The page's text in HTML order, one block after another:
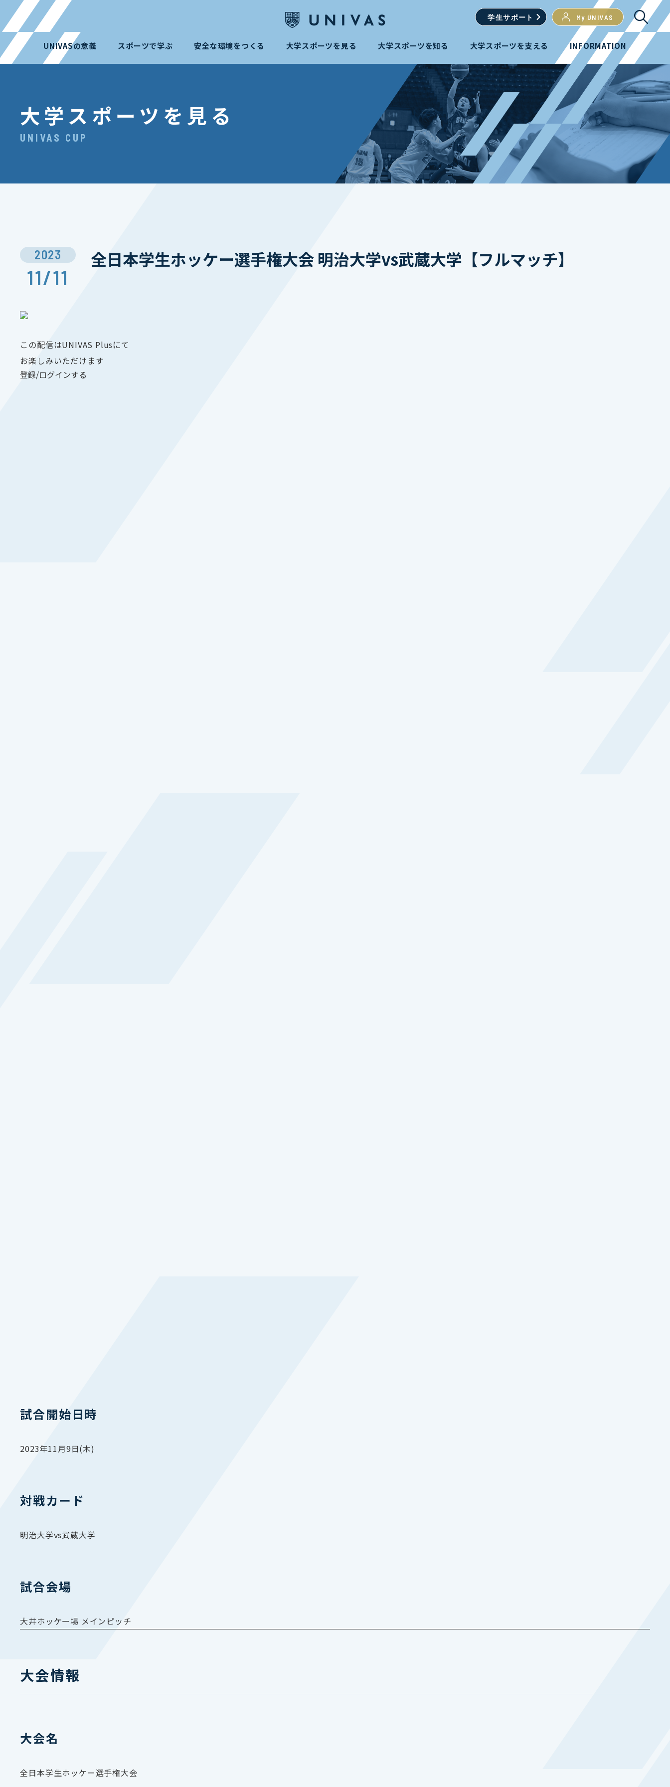
学生サポート My UNIVAS
UNIVASの意義 スポーツで学ぶ 安全な環境をつくる 大学スポーツを見る 大学スポーツを知る 大学スポーツを支える INFORMATION
大学スポーツを見る
UNIVAS CUP
2023
11/11
全日本学生ホッケー選手権大会 明治大学vs武蔵大学【フルマッチ】
この配信はUNIVAS Plusにて
お楽しみいただけます
登録/ログインする
試合開始日時
2023年11月9日(木)
対戦カード
明治大学vs武蔵大学
試合会場
大井ホッケー場 メインピッチ
大会情報
大会名
全日本学生ホッケー選手権大会